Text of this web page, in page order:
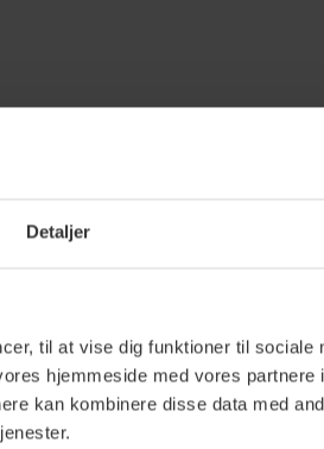
Detaljer
til at vise dig funktioner til sociale
hjemmeside med vores partnere
kan kombinere disse data med
Ja
Sort
Stål